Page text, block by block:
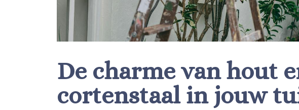
De charme van hout
cortenstaal in jouw